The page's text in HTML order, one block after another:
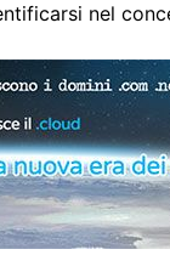
nel